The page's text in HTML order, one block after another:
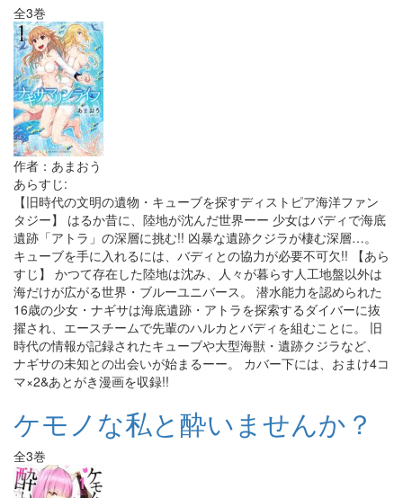
全3巻
作者：あまおう
あらすじ:
【旧時代の文明の遺物・キューブを探すディストピア海洋ファン
タジー】 はるか昔に、陸地が沈んだ世界ーー 少女はバディで海底
遺跡「アトラ」の深層に挑む!! 凶暴な遺跡クジラが棲む深層…。
キューブを手に入れるには、バディとの協力が必要不可欠!! 【あら
すじ】 かつて存在した陸地は沈み、人々が暮らす人工地盤以外は
海だけが広がる世界・ブルーユニバース。 潜水能力を認められた
16歳の少女・ナギサは海底遺跡・アトラを探索するダイバーに抜
擢され、エースチームで先輩のハルカとバディを組むことに。 旧
時代の情報が記録されたキューブや大型海獣・遺跡クジラなど、
ナギサの未知との出会いが始まるーー。 カバー下には、おまけ4コ
マ×2&あとがき漫画を収録!!
ケモノな私と酔いませんか？
全3巻